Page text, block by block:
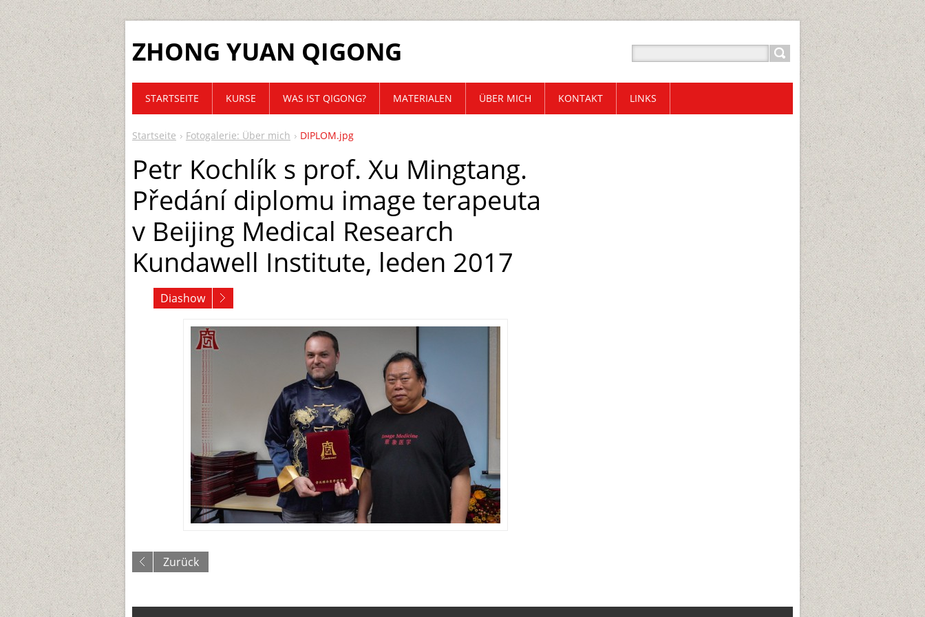
ZHONG YUAN QIGONG
Startseite Fotogalerie: Über mich DIPLOM.jpg
Petr Kochlík s prof. Xu Mingtang.
Předání diplomu image terapeuta
v Beijing Medical Research
Kundawell Institute, leden 2017
Diashow
Zurück
STARTSEITE KURSE WAS IST QIGONG? MATERIALEN ÜBER MICH KONTAKT LINKS